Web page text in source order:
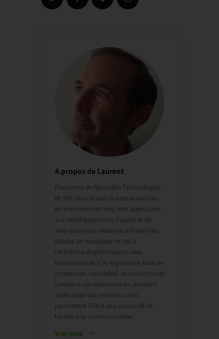
A propos de Laurent
Passionné de Nouvelles Technologies
et d'IA, mes études & connaissances
en machine learning sont appliquées
aux développements d'applis et de
sites que nous réalisons, à travers les
études de navigation et de la
recherche d'optimisations liées
(croissance du CA, ergonomie, taux de
conversion, rentabilité). Je recherche et
compare constamment les derniers
outils dispo sur internet, nous
permettant d'être plus productif, et
facilitant la communication.
Voir plus